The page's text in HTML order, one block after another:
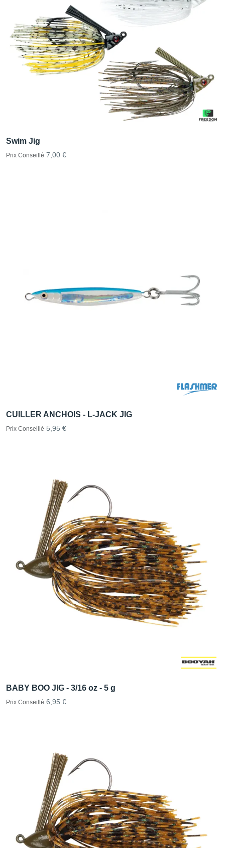
Swim Jig
Prix Conseillé 7,00 €
CUILLER ANCHOIS - L-JACK JIG
Prix Conseillé 5,95 €
BABY BOO JIG - 3/16 oz - 5 g
Prix Conseillé 6,95 €